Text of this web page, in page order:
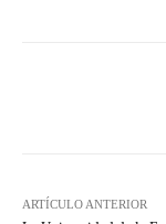
ARTÍCULO ANTERIOR